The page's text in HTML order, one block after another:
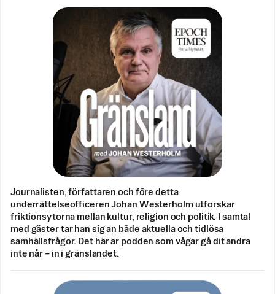
Journalisten, författaren och före detta
underrättelseofficeren Johan Westerholm utforskar
friktionsytorna mellan kultur, religion och politik. I samtal
med gäster tar han sig an både aktuella och tidlösa
samhällsfrågor. Det här är podden som vågar gå dit andra
inte når – in i gränslandet.